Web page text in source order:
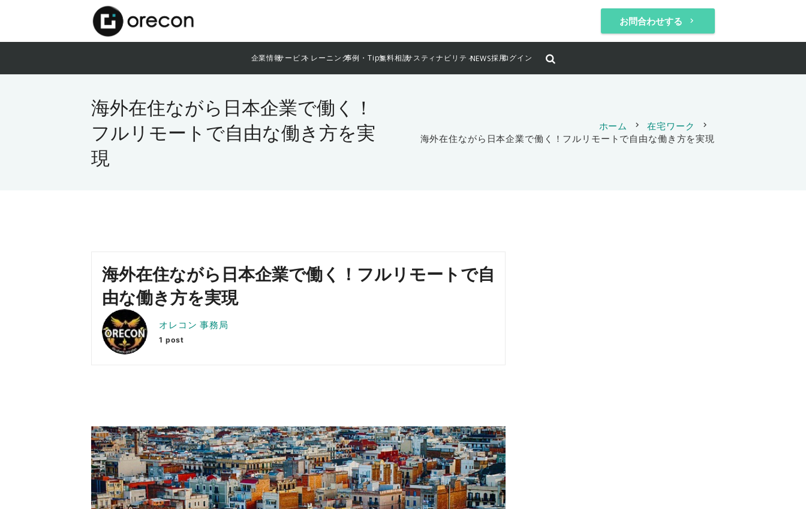
お問合わせする keyboard_arrow_right
企業情報サービストレーニング事例・Tips無料相談サスティナビリティNEWS採用ログイン
海外在住ながら日本企業で働く！
フルリモートで自由な働き方を実
現
ホーム chevron_right 在宅ワーク chevron_right
海外在住ながら日本企業で働く！フルリモートで自由な働き方を実現
海外在住ながら日本企業で働く！フルリモートで自
由な働き方を実現
オレコン 事務局
1 post